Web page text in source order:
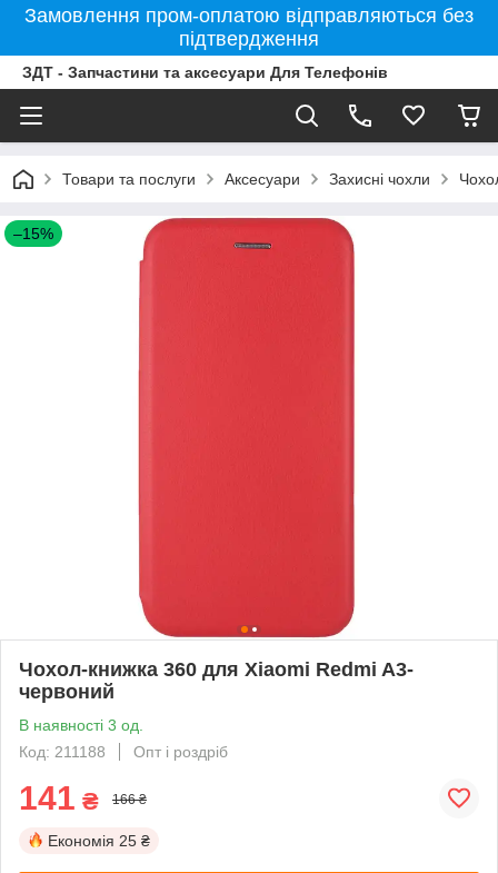
Замовлення пром-оплатою відправляються без
підтвердження
ЗДТ - Запчастини та аксесуари Для Телефонів
Товари та послуги Аксесуари Захисні чохли
–15%
Чохол-книжка 360 для Xiaomi Redmi A3-
червоний
В наявності 3 од.
Код: 211188
Опт і роздріб
141 ₴ 166 ₴
Економія 25 ₴